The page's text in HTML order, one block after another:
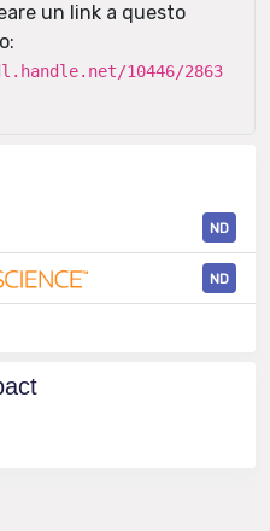
un link a questo
10446/2863
ND
ND